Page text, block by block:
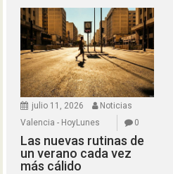
julio 11, 2026
Noticias
Valencia - HoyLunes
0
Las nuevas rutinas de
un verano cada vez
más cálido